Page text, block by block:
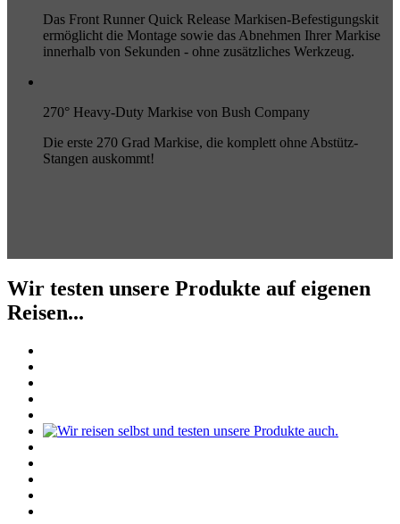
Das Front Runner Quick Release Markisen-Befestigungskit
ermöglicht die Montage sowie das Abnehmen Ihrer Markise
innerhalb von Sekunden - ohne zusätzliches Werkzeug.
270° Heavy-Duty Markise von Bush Company
Die erste 270 Grad Markise, die komplett ohne Abstütz-
Stangen auskommt!
Wir testen unsere Produkte auf eigenen
Reisen...